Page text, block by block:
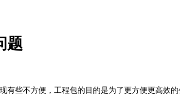
题
有些不方便，工程包的目的是为了更方便更高效